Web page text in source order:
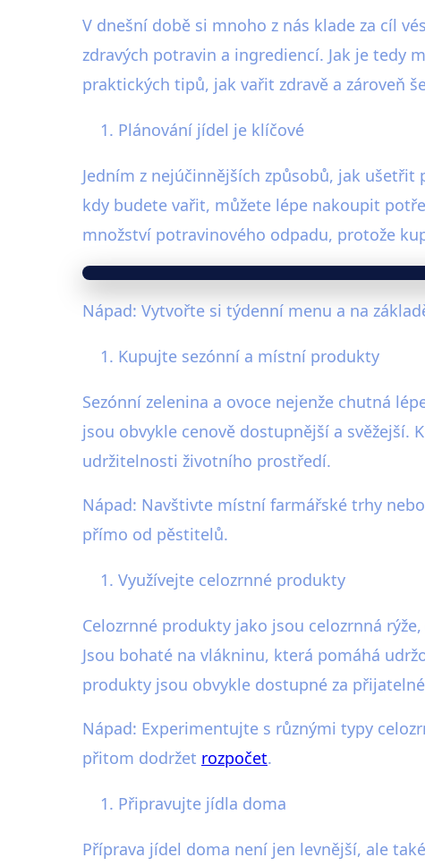
V dnešní době si mnoho z nás klade za cíl
zdravých potravin a ingrediencí. Jak je tedy
praktických tipů, jak vařit zdravě a zároveň
Plánování jídel je klíčové
Jedním z nejúčinnějších způsobů, jak ušetřit
kdy budete vařit, můžete lépe nakoupit
množství potravinového odpadu, protože
Nápad: Vytvořte si týdenní menu a na
Kupujte sezónní a místní produkty
Sezónní zelenina a ovoce nejenže chutná
jsou obvykle cenově dostupnější a
udržitelnosti životního prostředí.
Nápad: Navštivte místní farmářské trhy
přímo od pěstitelů.
Využívejte celozrnné produkty
Celozrnné produkty jako jsou celozrnná
Jsou bohaté na vlákninu, která pomáhá
produkty jsou obvykle dostupné za
Nápad: Experimentujte s různými typy
přitom dodržet rozpočet.
Připravujte jídla doma
Příprava jídel doma není jen levnější, ale